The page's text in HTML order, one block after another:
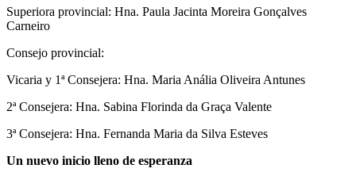
Superiora provincial: Hna. Paula Jacinta Moreira Gonçalves
Carneiro
Consejo provincial:
Vicaria y 1ª Consejera: Hna. Maria Anália Oliveira Antunes
2ª Consejera: Hna. Sabina Florinda da Graça Valente
3ª Consejera: Hna. Fernanda Maria da Silva Esteves
Un nuevo inicio lleno de esperanza